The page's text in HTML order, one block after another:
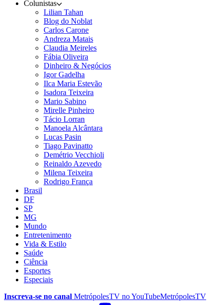
Colunistas
Lilian Tahan
Blog do Noblat
Carlos Carone
Andreza Matais
Claudia Meireles
Fábia Oliveira
Dinheiro & Negócios
Igor Gadelha
Ilca Maria Estevão
Isadora Teixeira
Mario Sabino
Mirelle Pinheiro
Tácio Lorran
Manoela Alcântara
Lucas Pasin
Tiago Pavinatto
Demétrio Vecchioli
Reinaldo Azevedo
Milena Teixeira
Rodrigo França
Brasil
DF
SP
MG
Mundo
Entretenimento
Vida & Estilo
Saúde
Ciência
Esportes
Especiais
Inscreva-se no canal MetrópolesTV noYouTubeMetrópolesTV